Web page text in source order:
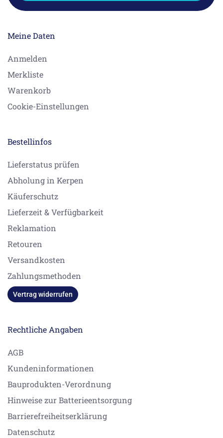
Meine Daten
Anmelden
Merkliste
Warenkorb
Cookie-Einstellungen
Bestellinfos
Lieferstatus prüfen
Abholung in Kerpen
Käuferschutz
Lieferzeit & Verfügbarkeit
Reklamation
Retouren
Versandkosten
Zahlungsmethoden
Vertrag widerrufen
Rechtliche Angaben
AGB
Kundeninformationen
Bauprodukten-Verordnung
Hinweise zur Batterieentsorgung
Barrierefreiheitserklärung
Datenschutz